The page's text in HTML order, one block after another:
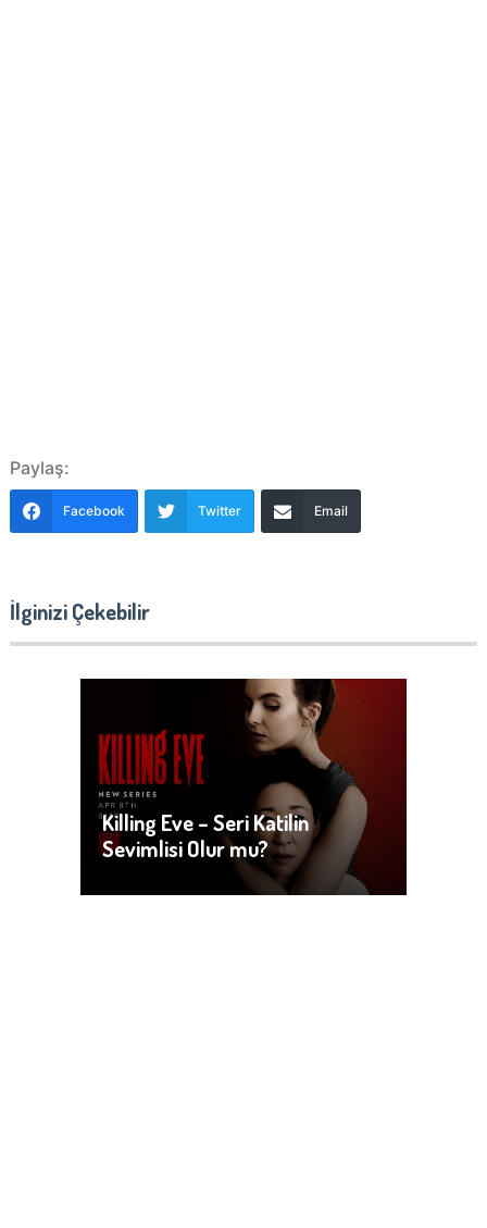
Paylaş:
Facebook Twitter Email
İlginizi Çekebilir
Killing Eve – Seri Katilin
Sevimlisi Olur mu?